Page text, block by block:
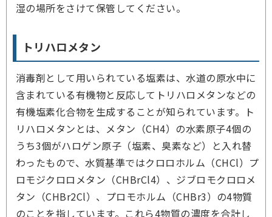
湿の場所をさけて保管してください。
トリハロメタン
消毒剤として用いられている塩素は、水道の原水中に
含まれている有機物と反応してトリハロメタンなどの
有機塩素化合物を生成することが知られています。ト
リハロメタンとは、メタン（CH4）の水素原子4個の
うち3個がハロゲン原子（塩素、臭素など）と入れ替
わったもので、水質基準ではクロロホルム（CHCl）プ
ロモジクロロメタン（CHBrCl4）、ジブロモクロロメ
タン（CHBr2Cl）、プロモホルム（CHBr3）の4物質
のことを指しています。これら4物質の濃度を合計し